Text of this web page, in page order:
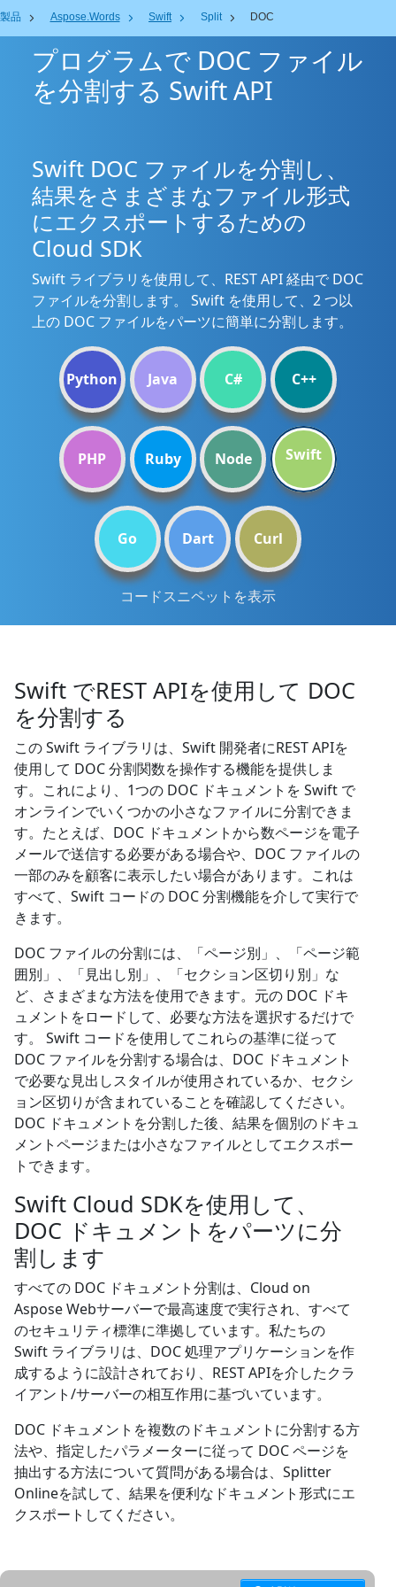
製品 Aspose.Words Swift Split DOC
プログラムで DOC ファイル
を分割する Swift API
Swift DOC ファイルを分割し、
結果をさまざまなファイル形式
にエクスポートするための
Cloud SDK
Swift ライブラリを使用して、REST API 経由で DOC
ファイルを分割します。 Swift を使用して、2 つ以
上の DOC ファイルをパーツに簡単に分割します。
Python Java C# C++
PHP Ruby Node Swift
Go Dart Curl
コードスニペットを表示
Swift でREST APIを使用して DOC
を分割する
この Swift ライブラリは、Swift 開発者にREST APIを
使用して DOC 分割関数を操作する機能を提供しま
す。これにより、1つの DOC ドキュメントを Swift で
オンラインでいくつかの小さなファイルに分割できま
す。たとえば、DOC ドキュメントから数ページを電子
メールで送信する必要がある場合や、DOC ファイルの
一部のみを顧客に表示したい場合があります。これは
すべて、Swift コードの DOC 分割機能を介して実行で
きます。
DOC ファイルの分割には、「ページ別」、「ページ範
囲別」、「見出し別」、「セクション区切り別」な
ど、さまざまな方法を使用できます。元の DOC ドキ
ュメントをロードして、必要な方法を選択するだけで
す。 Swift コードを使用してこれらの基準に従って
DOC ファイルを分割する場合は、DOC ドキュメント
で必要な見出しスタイルが使用されているか、セクシ
ョン区切りが含まれていることを確認してください。
DOC ドキュメントを分割した後、結果を個別のドキュ
メントページまたは小さなファイルとしてエクスポー
トできます。
Swift Cloud SDKを使用して、
DOC ドキュメントをパーツに分
割します
すべての DOC ドキュメント分割は、Cloud on
Aspose Webサーバーで最高速度で実行され、すべて
のセキュリティ標準に準拠しています。私たちの
Swift ライブラリは、DOC 処理アプリケーションを作
成するように設計されており、REST APIを介したクラ
イアント/サーバーの相互作用に基づいています。
DOC ドキュメントを複数のドキュメントに分割する方
法や、指定したパラメーターに従って DOC ページを
抽出する方法について質問がある場合は、Splitter
Onlineを試して、結果を便利なドキュメント形式にエ
クスポートしてください。